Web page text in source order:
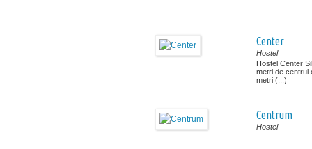
Center
Hostel
Hostel Center
metri de centrul
metri (...)
Centrum
Hostel